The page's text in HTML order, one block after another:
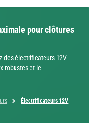
pour clôtures
des électrificateurs 12V
robustes et le
Électrificateurs 12V